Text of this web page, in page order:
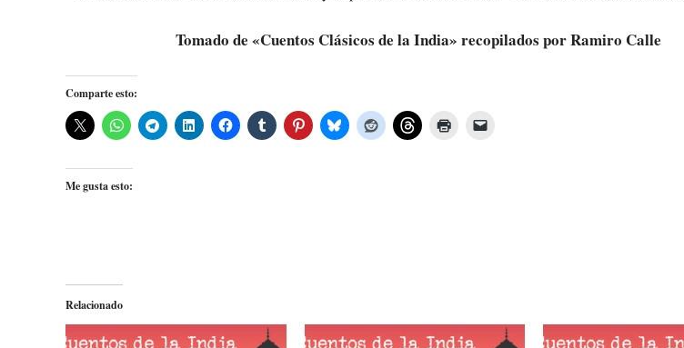
Tomado de «Cuentos Clásicos de la India» recopilados por Ramiro Calle
Comparte esto:
Me gusta esto:
Relacionado